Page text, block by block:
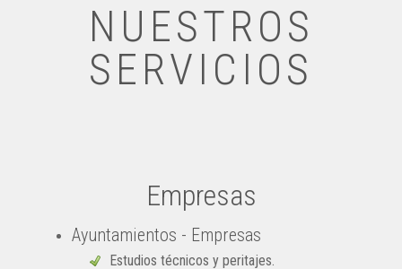
NUESTROS
SERVICIOS
Empresas
Ayuntamientos - Empresas
Estudios técnicos y peritajes.